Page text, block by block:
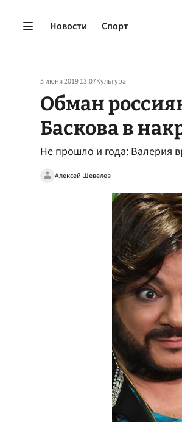
Новости Спорт
5 июня 2019 13:07Культура
Обман
Баскова в
Не прошло и года: Валерия
Алексей Шевелев